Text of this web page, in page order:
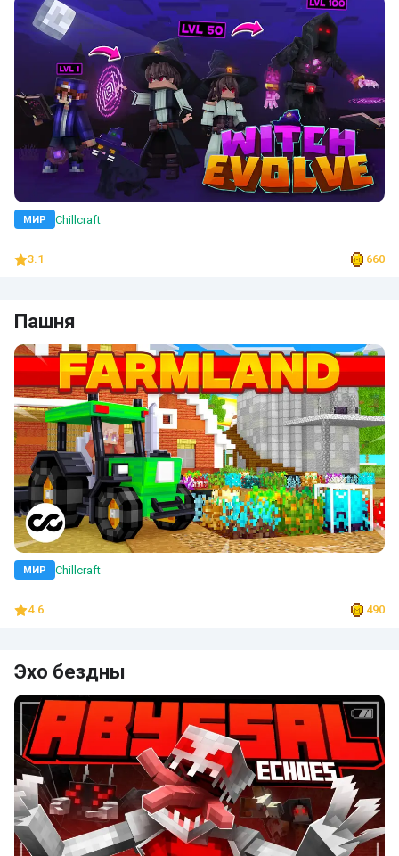
МИР Chillcraft
3.1 660
Пашня
МИР Chillcraft
4.6 490
Эхо бездны